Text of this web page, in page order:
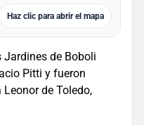
Haz clic para abrir el mapa
Jardines de Boboli
Pitti y fueron
de Toledo,